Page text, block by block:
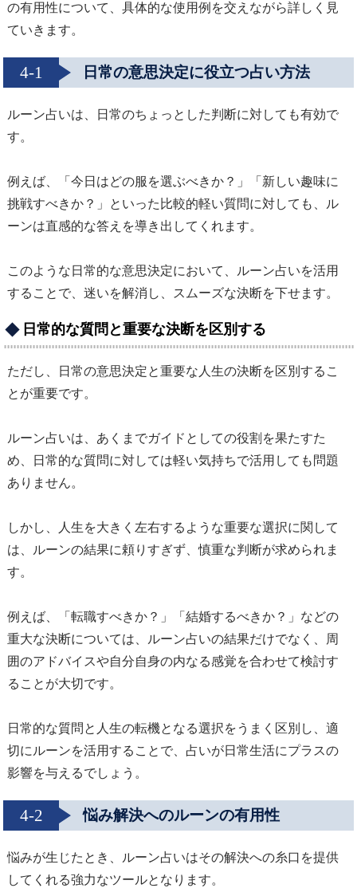
の有用性について、具体的な使用例を交えながら詳しく見
ていきます。
4-1 日常の意思決定に役立つ占い方法
ルーン占いは、日常のちょっとした判断に対しても有効で
す。
例えば、「今日はどの服を選ぶべきか？」「新しい趣味に
挑戦すべきか？」といった比較的軽い質問に対しても、ル
ーンは直感的な答えを導き出してくれます。
このような日常的な意思決定において、ルーン占いを活用
することで、迷いを解消し、スムーズな決断を下せます。
日常的な質問と重要な決断を区別する
ただし、日常の意思決定と重要な人生の決断を区別するこ
とが重要です。
ルーン占いは、あくまでガイドとしての役割を果たすた
め、日常的な質問に対しては軽い気持ちで活用しても問題
ありません。
しかし、人生を大きく左右するような重要な選択に関して
は、ルーンの結果に頼りすぎず、慎重な判断が求められま
す。
例えば、「転職すべきか？」「結婚するべきか？」などの
重大な決断については、ルーン占いの結果だけでなく、周
囲のアドバイスや自分自身の内なる感覚を合わせて検討す
ることが大切です。
日常的な質問と人生の転機となる選択をうまく区別し、適
切にルーンを活用することで、占いが日常生活にプラスの
影響を与えるでしょう。
4-2 悩み解決へのルーンの有用性
悩みが生じたとき、ルーン占いはその解決への糸口を提供
してくれる強力なツールとなります。